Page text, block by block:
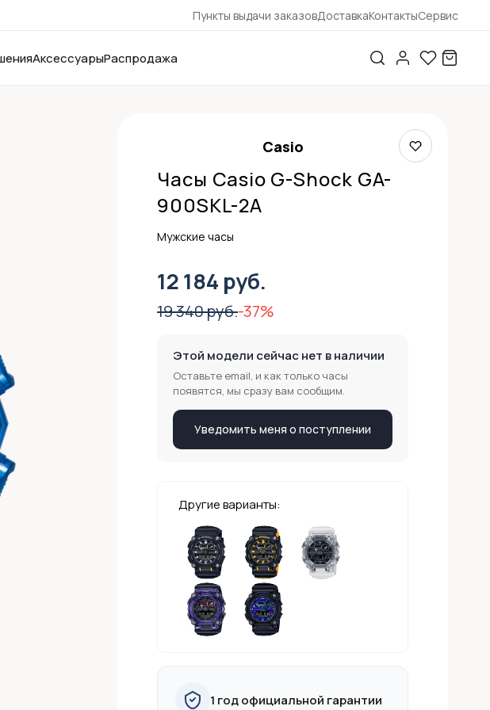
Пункты выдачи заказовДоставкаКонтактыСервис
АксессуарыРаспродажа
Casio
Часы Casio G-Shock GA-
900SKL-2A
Мужские часы
12 184 руб.
19 340 руб.-37%
Этой модели сейчас нет в наличии
Оставьте email, и как только часы
появятся, мы сразу вам сообщим.
Уведомить меня о поступлении
Другие варианты:
1 год официальной гарантии